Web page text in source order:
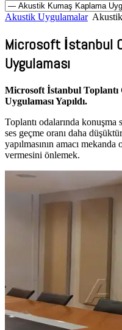
Akustik Uygulamalar
Microsoft İstanbul
Uygulaması
Microsoft İstanbul Toplantı
Uygulaması Yapıldı.
Toplantı odalarında konuşma
ses geçme oranı daha
yapılmasının amacı
vermesini önlemek.